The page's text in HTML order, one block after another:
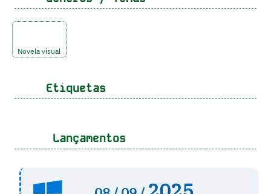
Novela visual
Etiquetas
Lançamentos